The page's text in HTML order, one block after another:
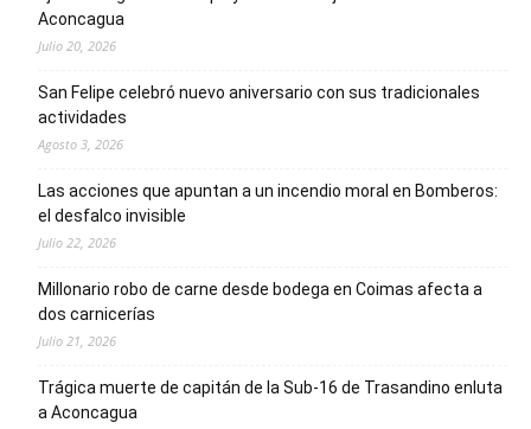
Aconcagua
Julio 20, 2026
San Felipe celebró nuevo aniversario con sus tradicionales
actividades
Agosto 3, 2026
Las acciones que apuntan a un incendio moral en Bomberos:
el desfalco invisible
Julio 22, 2026
Millonario robo de carne desde bodega en Coimas afecta a
dos carnicerías
Julio 21, 2026
Trágica muerte de capitán de la Sub-16 de Trasandino enluta
a Aconcagua